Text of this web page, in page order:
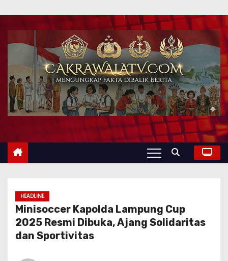
HEADLINE
Minisoccer Kapolda Lampung Cup
2025 Resmi Dibuka, Ajang Solidaritas
dan Sportivitas